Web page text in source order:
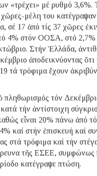
«τρέχει» μέ ρυθμό
μέλη του
σέ 17 ἀπό τίς 37 χῶρες
4% στόν ΟΟΣΑ, στό
Στήν Ἑλλάδα,
ἀποδεικνύοντας ὅτι
τά τρόφιμα ἔχουν
πληθωρισμός τόν
τήν ἀντίστοιχη
εἶναι 20% πάνω ἀπό
καί στήν ἐπισκευή καί
στά τρόφιμα καί τήν
τῆς ΕΣΕΕ, συμφώνως
κατέγραψε πτώση.